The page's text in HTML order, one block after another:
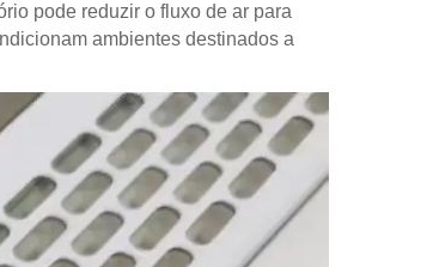
pode reduzir o fluxo de ar para
ambientes destinados a